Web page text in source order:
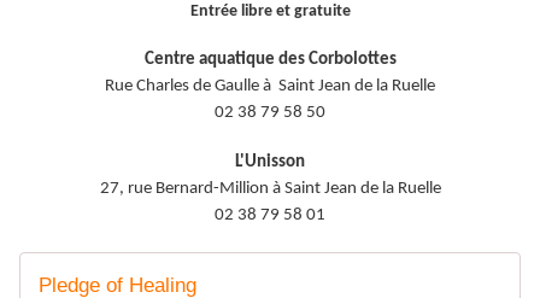
Entrée libre et gratuite
Centre aquatique des Corbolottes
Rue Charles de Gaulle à Saint Jean de la Ruelle
02 38 79 58 50
L'Unisson
27, rue Bernard-Million à Saint Jean de la Ruelle
02 38 79 58 01
Pledge of Healing